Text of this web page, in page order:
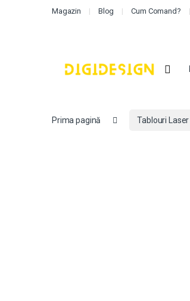
Magazin Blog Cum Comand?
Prima pagină Tablouri Laser